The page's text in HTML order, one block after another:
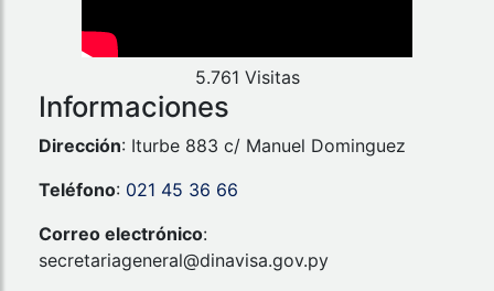
5.761 Visitas
Informaciones
Dirección: Iturbe 883 c/ Manuel Dominguez
Teléfono: 021 45 36 66
Correo electrónico:
secretariageneral@dinavisa.gov.py